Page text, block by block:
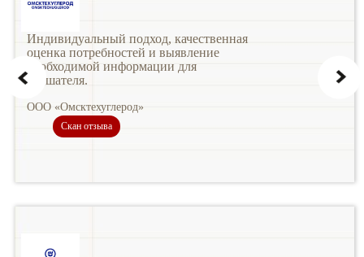
Индивидуальный подход, качественная
оценка потребностей и выявление
необходимой информации для
слушателя.
ООО «Омсктехуглерод»
Скан отзыва